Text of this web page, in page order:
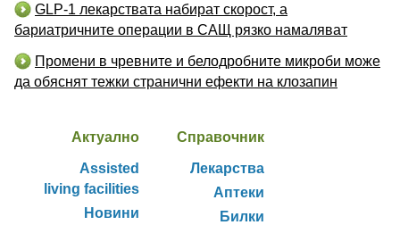
GLP-1 лекарствата набират скорост, а
бариатричните операции в САЩ рязко намаляват
Промени в чревните и белодробните микроби може
да обяснят тежки странични ефекти на клозапин
Актуално
Assisted
living facilities
Новини
Справочник
Лекарства
Аптеки
Билки